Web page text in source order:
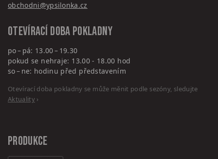
obchodni@ypsilonka.cz
Otevírací doba pokladny
po – pá: 13.00 – 19.30
pokud se nehraje: 13.00 - 18.00 hod
so – ne: hodinu před představením
Otevírací doba pokladny se může měnit podle sezóny, sledujte
Aktuality›
PRODUKCE